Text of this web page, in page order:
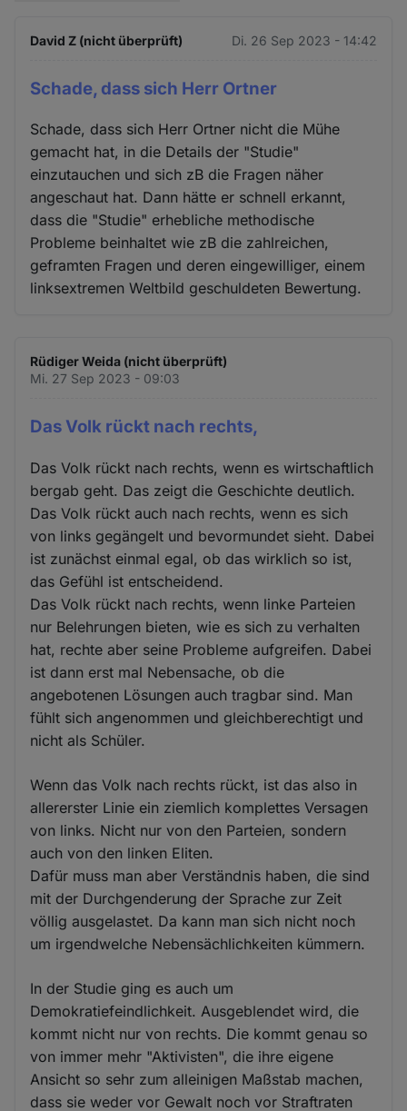
David Z (nicht überprüft) Di. 26 Sep 2023 - 14:42
Schade, dass sich Herr Ortner
Schade, dass sich Herr Ortner nicht die Mühe
gemacht hat, in die Details der "Studie"
einzutauchen und sich zB die Fragen näher
angeschaut hat. Dann hätte er schnell erkannt,
dass die "Studie" erhebliche methodische
Probleme beinhaltet wie zB die zahlreichen,
geframten Fragen und deren eingewilliger, einem
linksextremen Weltbild geschuldeten Bewertung.
Rüdiger Weida (nicht überprüft)
Mi. 27 Sep 2023 - 09:03
Das Volk rückt nach rechts,
Das Volk rückt nach rechts, wenn es wirtschaftlich
bergab geht. Das zeigt die Geschichte deutlich.
Das Volk rückt auch nach rechts, wenn es sich
von links gegängelt und bevormundet sieht. Dabei
ist zunächst einmal egal, ob das wirklich so ist,
das Gefühl ist entscheidend.
Das Volk rückt nach rechts, wenn linke Parteien
nur Belehrungen bieten, wie es sich zu verhalten
hat, rechte aber seine Probleme aufgreifen. Dabei
ist dann erst mal Nebensache, ob die
angebotenen Lösungen auch tragbar sind. Man
fühlt sich angenommen und gleichberechtigt und
nicht als Schüler.
Wenn das Volk nach rechts rückt, ist das also in
allererster Linie ein ziemlich komplettes Versagen
von links. Nicht nur von den Parteien, sondern
auch von den linken Eliten.
Dafür muss man aber Verständnis haben, die sind
mit der Durchgenderung der Sprache zur Zeit
völlig ausgelastet. Da kann man sich nicht noch
um irgendwelche Nebensächlichkeiten kümmern.
In der Studie ging es auch um
Demokratiefeindlichkeit. Ausgeblendet wird, die
kommt nicht nur von rechts. Die kommt genau so
von immer mehr "Aktivisten", die ihre eigene
Ansicht so sehr zum alleinigen Maßstab machen,
dass sie weder vor Gewalt noch vor Straftraten